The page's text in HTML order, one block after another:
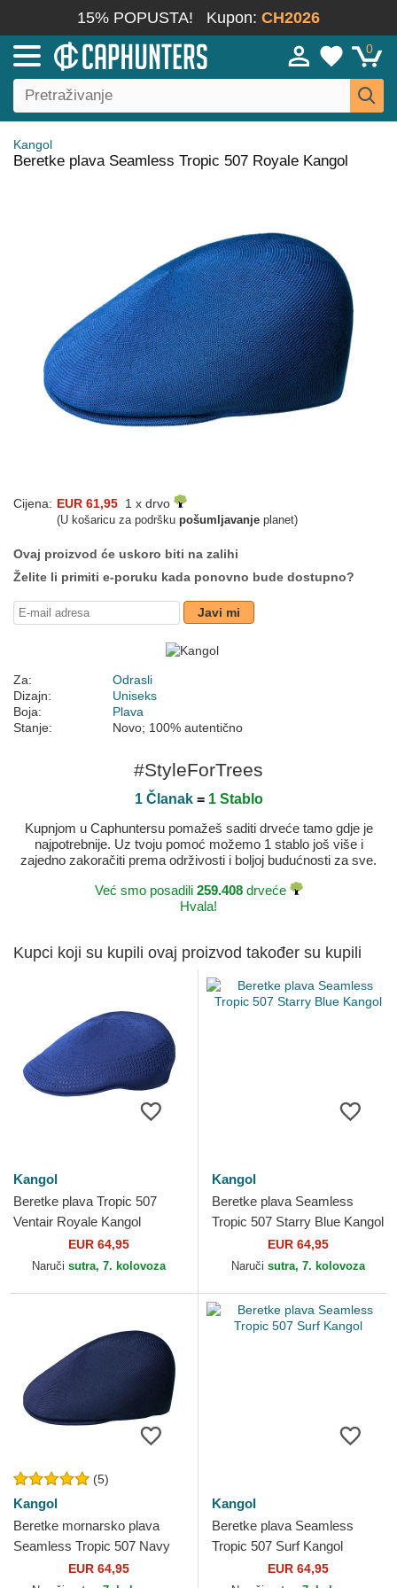
15% POPUSTA! Kupon: CH2026
0
Kangol
Beretke plava Seamless Tropic 507 Royale Kangol
Cijena: EUR 61,95 1 x drvo
(U košaricu za podršku pošumljavanje planet)
Ovaj proizvod će uskoro biti na zalihi
Želite li primiti e-poruku kada ponovno bude dostupno?
Javi mi
Za:
Odrasli
Dizajn:
Uniseks
Boja:
Plava
Stanje:
Novo; 100% autentično
#StyleForTrees
1 Članak= 1 Stablo
Kupnjom u Caphuntersu pomažeš saditi drveće tamo gdje je
najpotrebnije. Uz tvoju pomoć možemo 1 stablo još više i
zajedno zakoračiti prema održivosti i boljoj budućnosti za sve.
Već smo posadili 259.408drveće
Hvala!
Kupci koji su kupili ovaj proizvod također su kupili
Kangol
Beretke plava Tropic 507
Ventair Royale Kangol
EUR 64,95
Naruči sutra, 7. kolovoza
Kangol
Beretke plava Seamless
Tropic 507 Starry Blue Kangol
EUR 64,95
Naruči sutra, 7. kolovoza
(5)
Kangol
Beretke mornarsko plava
Seamless Tropic 507 Navy
EUR 64,95
Kangol
Beretke plava Seamless
Tropic 507 Surf Kangol
EUR 64,95